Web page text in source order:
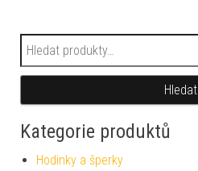
Hledat:
Hledat
Kategorie produktů
Hodinky a šperky